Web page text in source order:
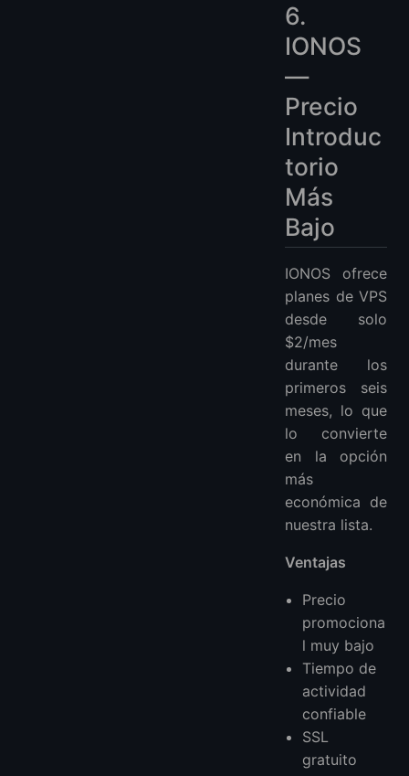
6.
IONOS
—
Precio
Introduc
torio
Más
Bajo
IONOS ofrece
planes de VPS
desde solo
$2/mes
durante los
primeros seis
meses, lo que
lo convierte
en la opción
más
económica de
nuestra lista.
Ventajas
Precio
promociona
l muy bajo
Tiempo de
actividad
confiable
SSL
gratuito